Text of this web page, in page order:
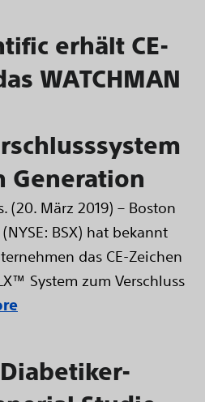
erhält CE-
WATCHMAN
Generation
(20. März 2019) – Boston
BSX) hat bekannt
das CE-Zeichen
System zum Verschluss